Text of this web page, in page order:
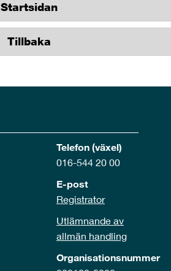
Startsidan
Tillbaka
Telefon (växel)
016-544 20 00
E-post
Registrator
Utlämnande av
allmän handling
Organisationsnummer